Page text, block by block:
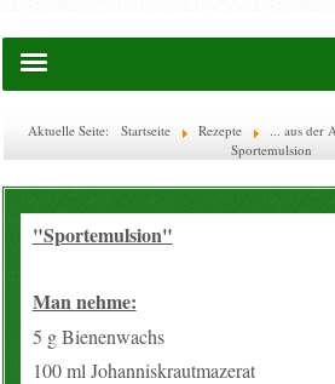
Startseite
Lies doch mal ...
EM-Waschkugel
Flaschen & Boxen
Aktuelle Seite: Startseite Rezepte ... aus der
Sportemulsion
"Sportemulsion"
Man nehme:
5 g Bienenwachs
100 ml Johanniskrautmazerat